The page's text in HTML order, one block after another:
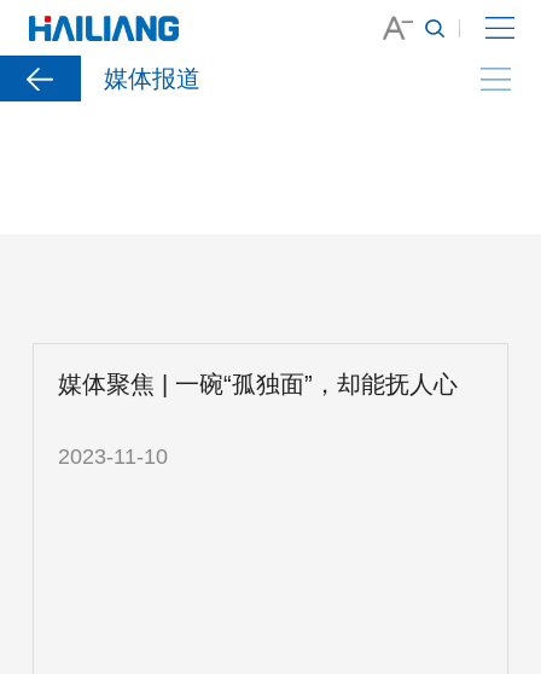
媒体报道
媒体聚焦 | 一碗“孤独面”，却能抚人心
2023-11-10